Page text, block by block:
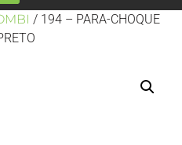
/ 194 – PARA-CHOQUE